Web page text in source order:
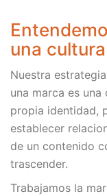
una cultura
Nuestra
una marca es
propia identidad,
establecer
de un contenido
trascender.
Trabajamos la